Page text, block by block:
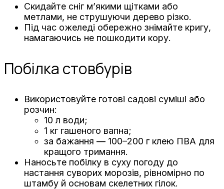
Скидайте сніг м’якими щітками або
метлами, не струшуючи дерево різко.
Під час ожеледі обережно знімайте кригу,
намагаючись не пошкодити кору.
Побілка стовбурів
Використовуйте готові садові суміші або
розчин:
10 л води;
1 кг гашеного вапна;
за бажання — 100–200 г клею ПВА для
кращого тримання.
Наносьте побілку в суху погоду до
настання суворих морозів, рівномірно по
штамбу й основам скелетних гілок.